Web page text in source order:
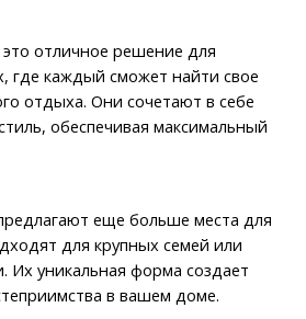
отличное решение для
где каждый сможет найти свое
отдыха. Они сочетают в себе
обеспечивая максимальный
еще больше места для
для крупных семей или
Их уникальная форма создает
в вашем доме.